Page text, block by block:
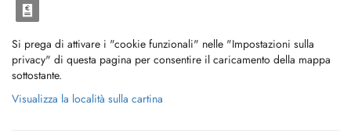
Si prega di attivare i "cookie funzionali" nelle "Impostazioni sulla
privacy" di questa pagina per consentire il caricamento della mappa
sottostante.
Visualizza la località sulla cartina